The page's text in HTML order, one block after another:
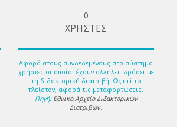
0
ΧΡΗΣΤΕΣ
Αφορά στους συνδεδεμένους στο σύστημα
χρήστες οι οποίοι έχουν αλληλεπιδράσει με
τη διδακτορική διατριβή. Ως επί το
πλείστον, αφορά τις μεταφορτώσεις.
Πηγή: Εθνικό Αρχείο Διδακτορικών
Διατριβών.